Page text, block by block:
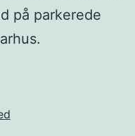
på parkerede